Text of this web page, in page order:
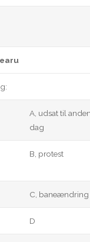
A, udsat til
dag
B, protest
C, baneændring
D